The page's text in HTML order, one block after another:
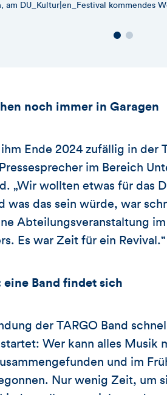
am DU_Kultur|en_Festival kommendes
noch immer in Garagen
Ende 2024 zufällig in der
im Bereich
„Wir wollten etwas für das
was das sein würde, war
Abteilungsveranstaltung
Es war Zeit für ein Revival.“
Band findet sich
der TARGO Band
Wer kann alles Musik
und im
Nur wenig Zeit, um